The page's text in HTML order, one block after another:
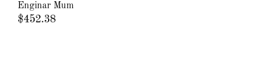
Enginar Mum
$452.38